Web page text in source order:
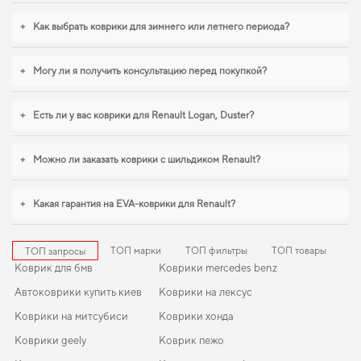
внешний вид,
коврик в багажник ситроен
становятся разумным выбором водителя. Мы всегда готовы
действительно достойные товары.
+ Как выбрать коврики для зимнего или летнего периода?
+ Могу ли я получить консультацию перед покупкой?
+ Есть ли у вас коврики для Renault Logan, Duster?
+ Можно ли заказать коврики с шильдиком Renault?
+ Какая гарантия на EVA-коврики для Renault?
ТОП запросы ТОП марки ТОП фильтры ТОП товары
Коврик для бмв
Автоковрики купить киев
Коврики на митсубиси
Коврики geely
Коврики mercedes benz
Коврики на лексус
Коврики хонда
Коврик пежо